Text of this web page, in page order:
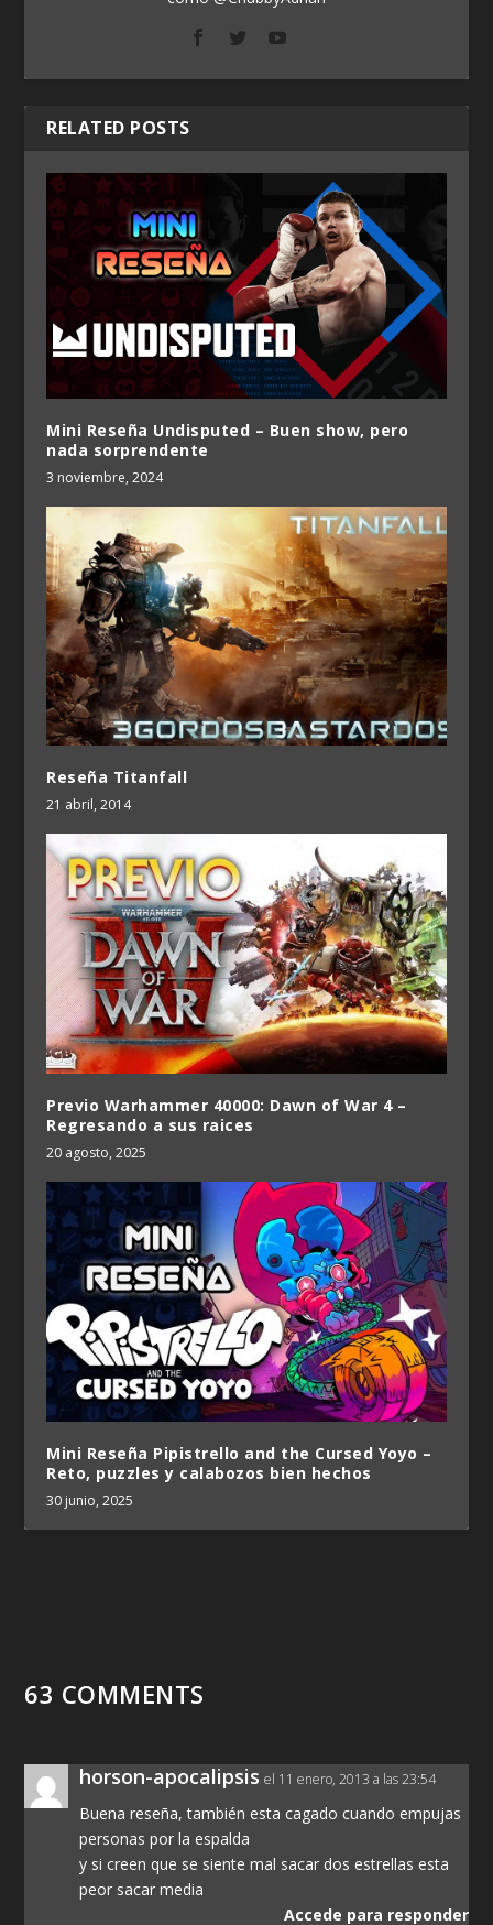
RELATED POSTS
Mini Reseña Undisputed – Buen show, pero
nada sorprendente
3 noviembre, 2024
Reseña Titanfall
21 abril, 2014
Previo Warhammer 40000: Dawn of War 4 –
Regresando a sus raices
20 agosto, 2025
Mini Reseña Pipistrello and the Cursed Yoyo –
Reto, puzzles y calabozos bien hechos
30 junio, 2025
63 COMMENTS
horson-apocalipsis el 11 enero, 2013 a las 23:54
Buena reseña, también esta cagado cuando empujas
personas por la espalda
y si creen que se siente mal sacar dos estrellas esta
peor sacar media
Accede para responder